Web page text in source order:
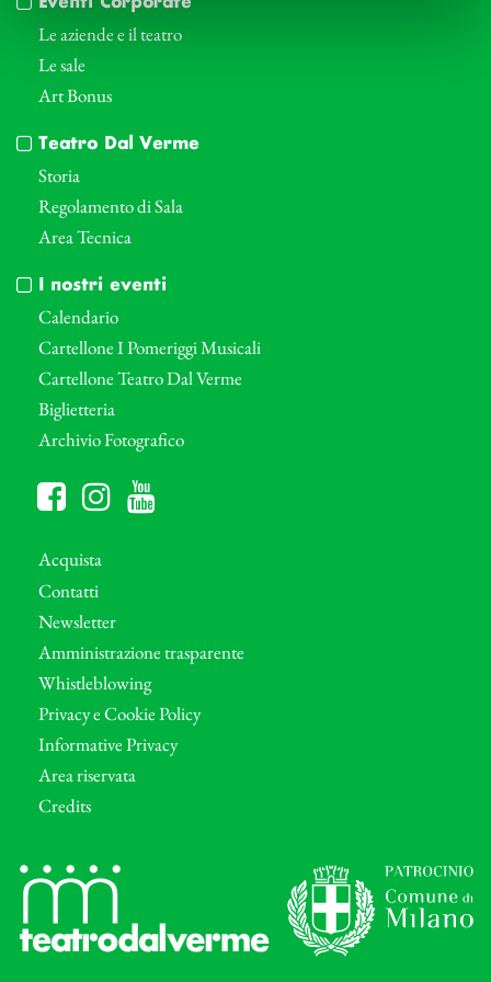
Le aziende e il teatro
Le sale
Art Bonus
Teatro Dal Verme
Storia
Regolamento di Sala
Area Tecnica
I nostri eventi
Calendario
Cartellone I Pomeriggi Musicali
Cartellone Teatro Dal Verme
Biglietteria
Archivio Fotografico
Acquista
Contatti
Newsletter
Amministrazione trasparente
Whistleblowing
Privacy e Cookie Policy
Informative Privacy
Area riservata
Credits